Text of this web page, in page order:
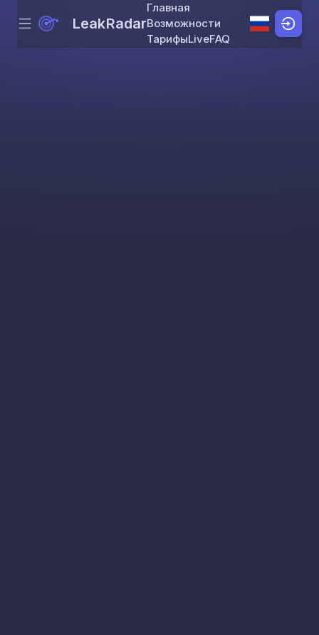
Skip to content
Menu LeakRadar
Главная
Возможности
ТарифыLiveFAQ